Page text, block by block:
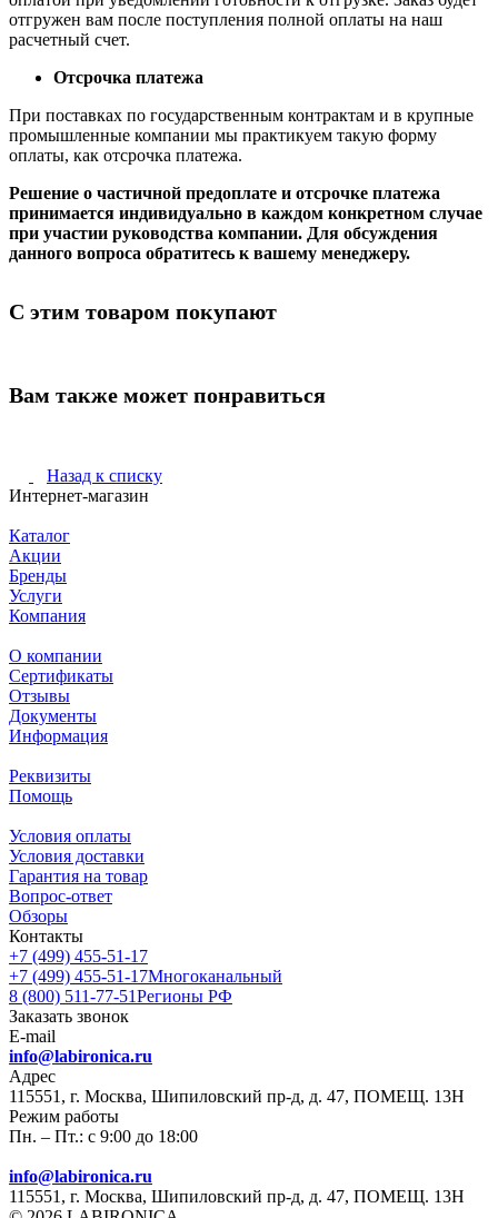
отгружен вам после поступления полной оплаты на наш
расчетный счет.
Отсрочка платежа
При поставках по государственным контрактам и в крупные
промышленные компании мы практикуем такую форму
оплаты, как отсрочка платежа.
Решение о частичной предоплате и отсрочке платежа
принимается индивидуально в каждом конкретном случае
при участии руководства компании. Для обсуждения
данного вопроса обратитесь к вашему менеджеру.
С этим товаром покупают
Вам также может понравиться
Назад к списку
Интернет-магазин
Каталог
Акции
Бренды
Услуги
Компания
О компании
Сертификаты
Отзывы
Документы
Информация
Реквизиты
Помощь
Условия оплаты
Условия доставки
Гарантия на товар
Вопрос-ответ
Обзоры
Контакты
+7 (499) 455-51-17
+7 (499) 455-51-17Многоканальный
8 (800) 511-77-51Регионы РФ
Заказать звонок
E-mail
info@labironica.ru
Адрес
115551, г. Москва, Шипиловский пр-д, д. 47, ПОМЕЩ. 13Н
Режим работы
Пн. – Пт.: с 9:00 до 18:00
info@labironica.ru
115551, г. Москва, Шипиловский пр-д, д. 47, ПОМЕЩ. 13Н